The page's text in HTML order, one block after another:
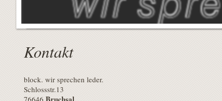
Kontakt
block. wir sprechen leder.
Schlossstr.13
76646